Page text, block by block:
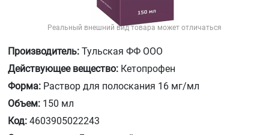
Реальный внешний вид товара может отличаться
Производитель: Тульская ФФ ООО
Действующее вещество: Кетопрофен
Форма: Раствор для полоскания 16 мг/мл
Объем: 150 мл
Код: 4603905022243